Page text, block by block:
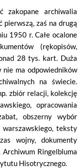
zakopane archiwalia
zaś na drugą
1950 r. Całe ocalone
(rękopisów,
28 tys. kart. Duża
nie ma odpowiedników
na świecie.
zbiór relacji, kolekcję
opracowania
obszerny wybór
teksty
wojny, dokumenty
Ringelbluma
Hisotrycznego.